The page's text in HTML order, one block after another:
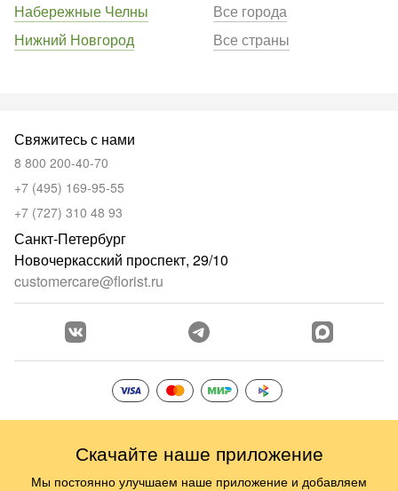
Набережные Челны
Нижний Новгород
Все города
Все страны
Свяжитесь с нами
8 800 200-40-70
+7 (495) 169-95-55
+7 (727) 310 48 93
Санкт-Петербург
Новочеркасский проспект, 29/10
customercare@florist.ru
Скачайте наше приложение
Мы постоянно улучшаем наше приложение и добавляем